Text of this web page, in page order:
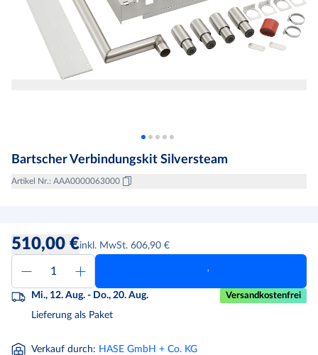
Bartscher Verbindungskit Silversteam
Artikel Nr.: AAA0000063000
510,00 €inkl. MwSt. 606,90 €
Mi., 12. Aug. - Do., 20. Aug. Versandkostenfrei
Lieferung als Paket
Verkauf durch: HASE GmbH + Co. KG